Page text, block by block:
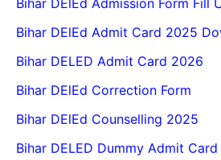
Bihar DElEd Admission Form Fill
Bihar DElEd Admit Card 2025
Bihar DELED Admit Card 2026
Bihar DElEd Correction Form
Bihar DElEd Counselling 2025
Bihar DELED Dummy Admit Card